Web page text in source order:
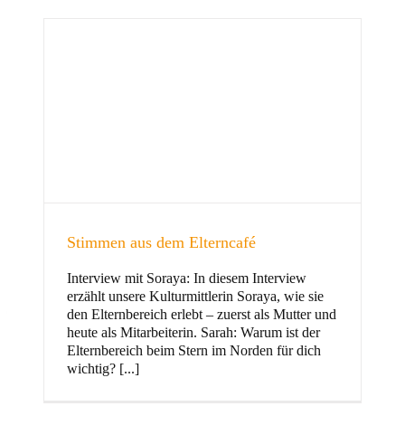
und Familie
Stimmen aus dem Elterncafé
Interview mit Soraya: In diesem Interview
erzählt unsere Kulturmittlerin Soraya, wie sie
den Elternbereich erlebt – zuerst als Mutter und
heute als Mitarbeiterin. Sarah: Warum ist der
Elternbereich beim Stern im Norden für dich
wichtig? [...]